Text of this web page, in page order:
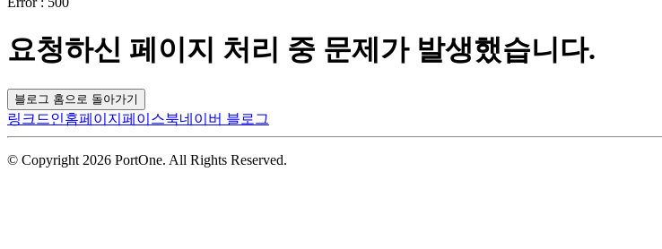
요청하신 페이지 처리 중 문제가 발생했습니다.
블로그 홈으로 돌아가기
링크드인홈페이지 페이스북네이버 블로그
© Copyright 2026 PortOne. All Rights Reserved.